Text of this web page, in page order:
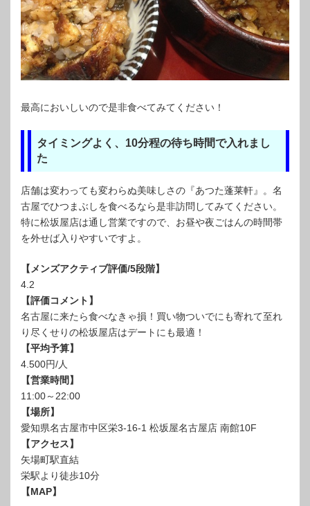
最高においしいので是非食べてみてください！
タイミングよく、10分程の待ち時間で入れまし
た
店舗は変わっても変わらぬ美味しさの『あつた蓬莱軒』。名
古屋でひつまぶしを食べるなら是非訪問してみてください。
特に松坂屋店は通し営業ですので、お昼や夜ごはんの時間帯
を外せば入りやすいですよ。
【メンズアクティブ評価/5段階】
4.2
【評価コメント】
名古屋に来たら食べなきゃ損！買い物ついでにも寄れて至れ
り尽くせりの松坂屋店はデートにも最適！
【平均予算】
4.500円/人
【営業時間】
11:00～22:00
【場所】
愛知県名古屋市中区栄3-16-1 松坂屋名古屋店 南館10F
【アクセス】
矢場町駅直結
栄駅より徒歩10分
【MAP】